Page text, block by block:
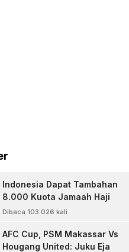
Indonesia Dapat Tambahan
8.000 Kuota Jamaah Haji
Dibaca 103.026 kali
AFC Cup, PSM Makassar Vs
Hougang United: Juku Eja